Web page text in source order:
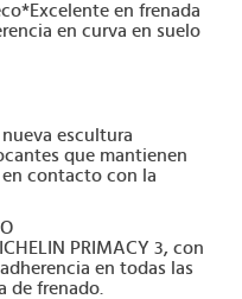
en frenada
en curva en suelo
escultura
que mantienen
contacto con la
PRIMACY 3, con
en todas las
de frenado.